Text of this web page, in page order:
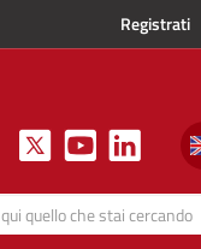
Registrati